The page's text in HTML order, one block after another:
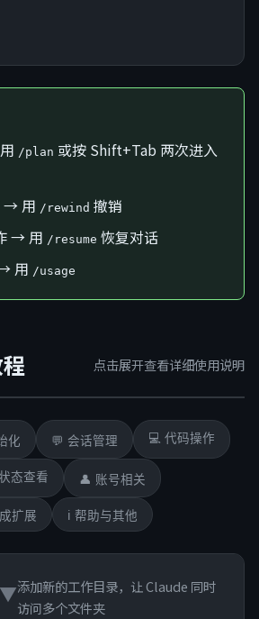
/plan 或按 Shift+Tab 两次进入
→ 用 /rewind 撤销
→ 用 /resume 恢复对话
用 /usage
点击展开查看详细使用说明
化 💬 会话管理 💻 代码操作
态查看 👤 账号相关
扩展 ℹ️ 帮助与其他
添加新的工作目录，让 Claude 同时
访问多个文件夹
▼